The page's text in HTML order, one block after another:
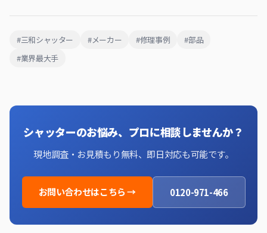
#三和シャッター #メーカー #修理事例
#部品
#業界最大手
シャッターのお悩み、プロに相談しませんか？
現地調査・お見積もり無料、即日対応も可能です。
お問い合わせはこちら → 0120-971-466